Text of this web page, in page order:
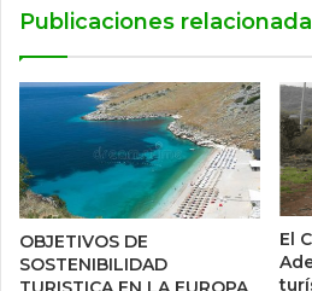
Publicaciones
OBJETIVOS DE
SOSTENIBILIDAD
El